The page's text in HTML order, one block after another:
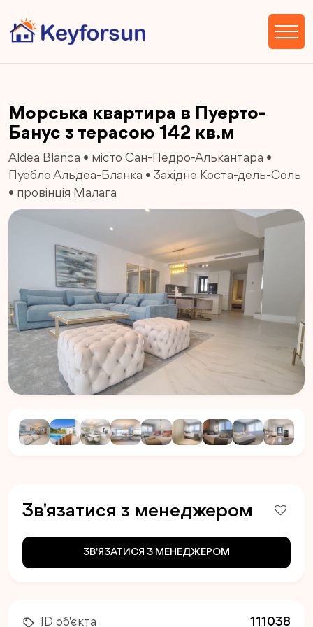
Морська квартира в Пуерто-
Банус з терасою 142 кв.м
Aldea Blanca • місто Сан-Педро-Алькантара •
Пуебло Альдеа-Бланка • Західне Коста-дель-Соль
• провінція Малага
Зв'язатися з менеджером
ЗВ'ЯЗАТИСЯ З МЕНЕДЖЕРОМ
ID об'єкта 111038